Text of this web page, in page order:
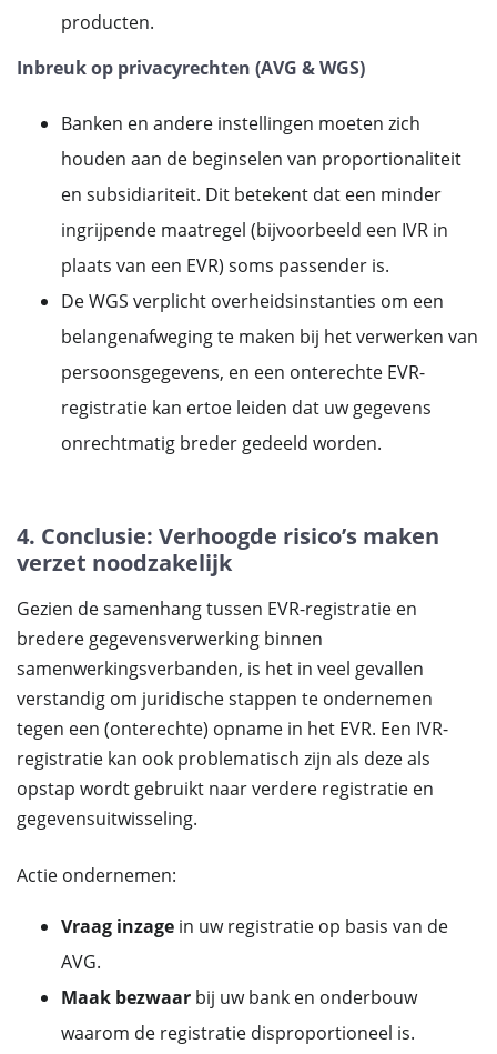
producten.
Inbreuk op privacyrechten (AVG & WGS)
Banken en andere instellingen moeten zich
houden aan de beginselen van proportionaliteit
en subsidiariteit. Dit betekent dat een minder
ingrijpende maatregel (bijvoorbeeld een IVR in
plaats van een EVR) soms passender is.
De WGS verplicht overheidsinstanties om een
belangenafweging te maken bij het verwerken van
persoonsgegevens, en een onterechte EVR-
registratie kan ertoe leiden dat uw gegevens
onrechtmatig breder gedeeld worden.
4. Conclusie: Verhoogde risico’s maken
verzet noodzakelijk
Gezien de samenhang tussen EVR-registratie en
bredere gegevensverwerking binnen
samenwerkingsverbanden, is het in veel gevallen
verstandig om juridische stappen te ondernemen
tegen een (onterechte) opname in het EVR. Een IVR-
registratie kan ook problematisch zijn als deze als
opstap wordt gebruikt naar verdere registratie en
gegevensuitwisseling.
Actie ondernemen:
Vraag inzage in uw registratie op basis van de
AVG.
Maak bezwaar bij uw bank en onderbouw
waarom de registratie disproportioneel is.